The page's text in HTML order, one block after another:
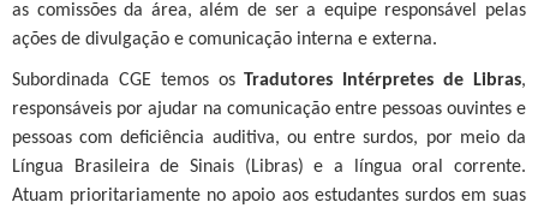
as comissões da área, além de ser a equipe responsável pelas
ações de divulgação e comunicação interna e externa.
Subordinada CGE temos osTradutores Intérpretes de Libras,
responsáveis por ajudar na comunicação entre pessoas ouvintes e
pessoas com deficiência auditiva, ou entre surdos, por meio da
Língua Brasileira de Sinais (Libras) e a língua oral corrente.
Atuam prioritariamente no apoio aos estudantes surdos em suas